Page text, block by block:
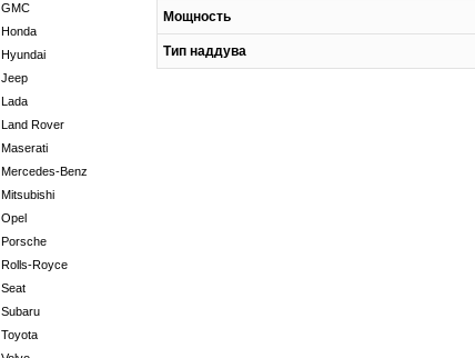
GMC
Honda
Hyundai
Jeep
Lada
Land Rover
Maserati
Mercedes-Benz
Mitsubishi
Opel
Porsche
Rolls-Royce
Seat
Subaru
Toyota
Мощность
Тип наддува